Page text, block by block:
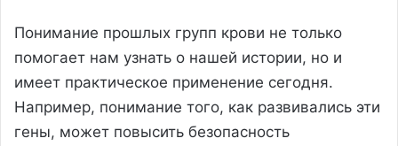
Понимание прошлых групп крови не только
помогает нам узнать о нашей истории, но и
имеет практическое применение сегодня.
Например, понимание того, как развивались эти
гены, может повысить безопасность